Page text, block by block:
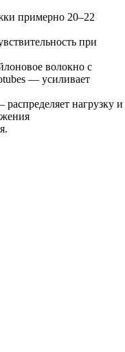
примерно 20–22
при
волокно с
— усиливает
нагрузку и